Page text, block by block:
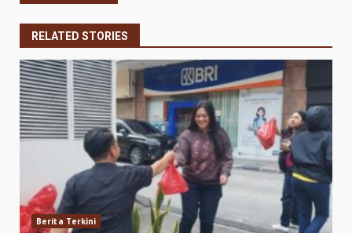
RELATED STORIES
Berita Terkini